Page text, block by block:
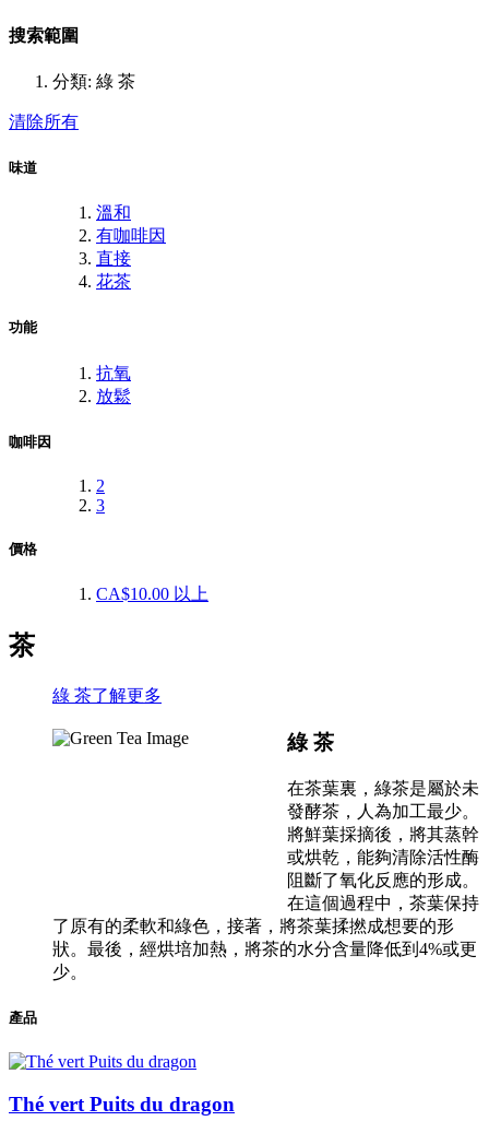
搜索範圍
分類: 綠 茶
清除所有
味道
溫和
有咖啡因
直接
花茶
功能
抗氧
放鬆
咖啡因
2
3
價格
CA$10.00 以上
茶
綠 茶了解更多
綠 茶
在茶葉裏，綠茶是屬於未
發酵茶，人為加工最少。
將鮮葉採摘後，將其蒸幹
或烘乾，能夠清除活性酶
阻斷了氧化反應的形成。
在這個過程中，茶葉保持
了原有的柔軟和綠色，接著，將茶葉揉撚成想要的形
狀。最後，經烘培加熱，將茶的水分含量降低到4%或更
少。
產品
Thé vert Puits du dragon